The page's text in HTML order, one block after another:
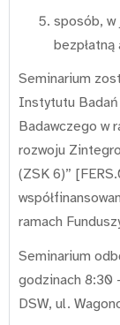
sposób, w
Seminarium
Instytutu
Badawczego w
rozwoju
(ZSK 6)”
ramach
Seminarium
godzinach 8:30
DSW, ul.